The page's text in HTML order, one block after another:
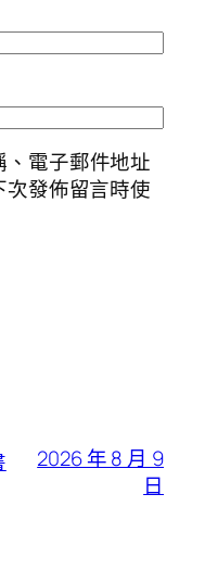
電子郵件地址
發佈留言時使
2026 年 8 月 9
日